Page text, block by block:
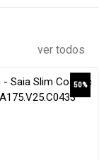
ver todos
50%